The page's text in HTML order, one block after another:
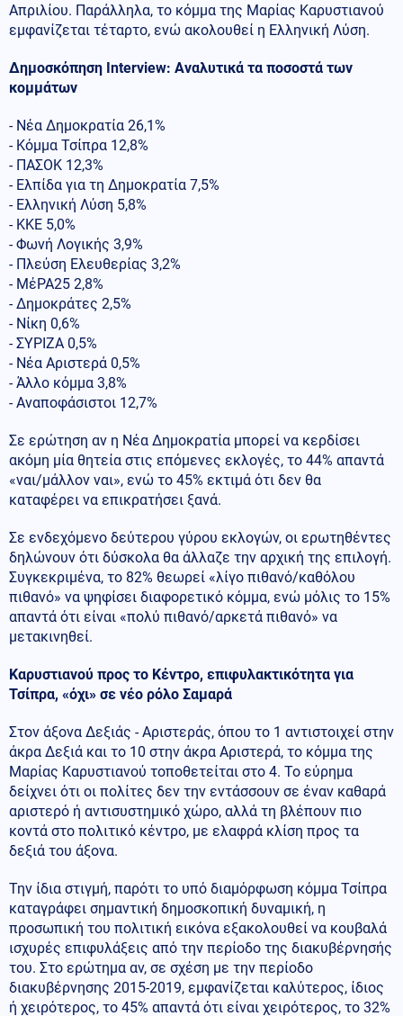
Απριλίου. Παράλληλα, το κόμμα της Μαρίας Καρυστιανού
εμφανίζεται τέταρτο, ενώ ακολουθεί η Ελληνική Λύση.
Δημοσκόπηση Interview: Αναλυτικά τα ποσοστά των
κομμάτων
- Νέα Δημοκρατία 26,1%
- Κόμμα Τσίπρα 12,8%
- ΠΑΣΟΚ 12,3%
- Ελπίδα για τη Δημοκρατία 7,5%
- Ελληνική Λύση 5,8%
- ΚΚΕ 5,0%
- Φωνή Λογικής 3,9%
- Πλεύση Ελευθερίας 3,2%
- ΜέΡΑ25 2,8%
- Δημοκράτες 2,5%
- Νίκη 0,6%
- ΣΥΡΙΖΑ 0,5%
- Νέα Αριστερά 0,5%
- Άλλο κόμμα 3,8%
- Αναποφάσιστοι 12,7%
Σε ερώτηση αν η Νέα Δημοκρατία μπορεί να κερδίσει
ακόμη μία θητεία στις επόμενες εκλογές, το 44% απαντά
«ναι/μάλλον ναι», ενώ το 45% εκτιμά ότι δεν θα
καταφέρει να επικρατήσει ξανά.
Σε ενδεχόμενο δεύτερου γύρου εκλογών, οι ερωτηθέντες
δηλώνουν ότι δύσκολα θα άλλαζε την αρχική της επιλογή.
Συγκεκριμένα, το 82% θεωρεί «λίγο πιθανό/καθόλου
πιθανό» να ψηφίσει διαφορετικό κόμμα, ενώ μόλις το 15%
απαντά ότι είναι «πολύ πιθανό/αρκετά πιθανό» να
μετακινηθεί.
Καρυστιανού προς το Κέντρο, επιφυλακτικότητα για
Τσίπρα, «όχι» σε νέο ρόλο Σαμαρά
Στον άξονα Δεξιάς - Αριστεράς, όπου το 1 αντιστοιχεί στην
άκρα Δεξιά και το 10 στην άκρα Αριστερά, το κόμμα της
Μαρίας Καρυστιανού τοποθετείται στο 4. Το εύρημα
δείχνει ότι οι πολίτες δεν την εντάσσουν σε έναν καθαρά
αριστερό ή αντισυστημικό χώρο, αλλά τη βλέπουν πιο
κοντά στο πολιτικό κέντρο, με ελαφρά κλίση προς τα
δεξιά του άξονα.
Την ίδια στιγμή, παρότι το υπό διαμόρφωση κόμμα Τσίπρα
καταγράφει σημαντική δημοσκοπική δυναμική, η
προσωπική του πολιτική εικόνα εξακολουθεί να κουβαλά
ισχυρές επιφυλάξεις από την περίοδο της διακυβέρνησής
του. Στο ερώτημα αν, σε σχέση με την περίοδο
διακυβέρνησης 2015-2019, εμφανίζεται καλύτερος, ίδιος
ή χειρότερος, το 45% απαντά ότι είναι χειρότερος, το 32%